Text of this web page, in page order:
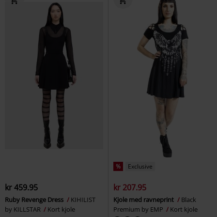
kr 459.95
Ruby Revenge Dress
KIHILIST
by KILLSTAR
Kort kjole
% Exclusive
kr 207.95
Kjole med ravneprint
Black
Premium by EMP
Kort kjole